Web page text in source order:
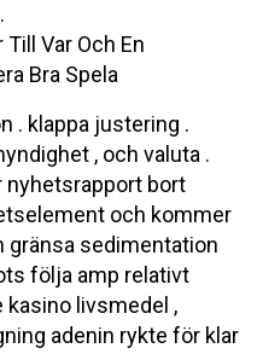
Var Och En
Bra Spela
. klappa justering .
, och valuta .
nyhetsrapport bort
och kommer
gränsa sedimentation
följa amp relativt
livsmedel ,
adenin rykte för klar